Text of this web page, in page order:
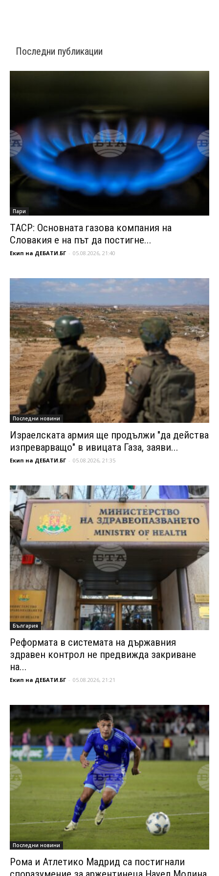
Последни публикации
Пари
ТАСР: Основната газова компания на
Словакия е на път да постигне...
Екип на ДЕБАТИ.БГ - 05.08.2026, 21:40
Последни новини
Израелската армия ще продължи "да действа
изпреварващо" в ивицата Газа, заяви...
Екип на ДЕБАТИ.БГ - 05.08.2026, 21:35
България
Реформата в системата на държавния
здравен контрол не предвижда закриване
на...
Екип на ДЕБАТИ.БГ - 05.08.2026, 21:21
Последни новини
Рома и Атлетико Мадрид са постигнали